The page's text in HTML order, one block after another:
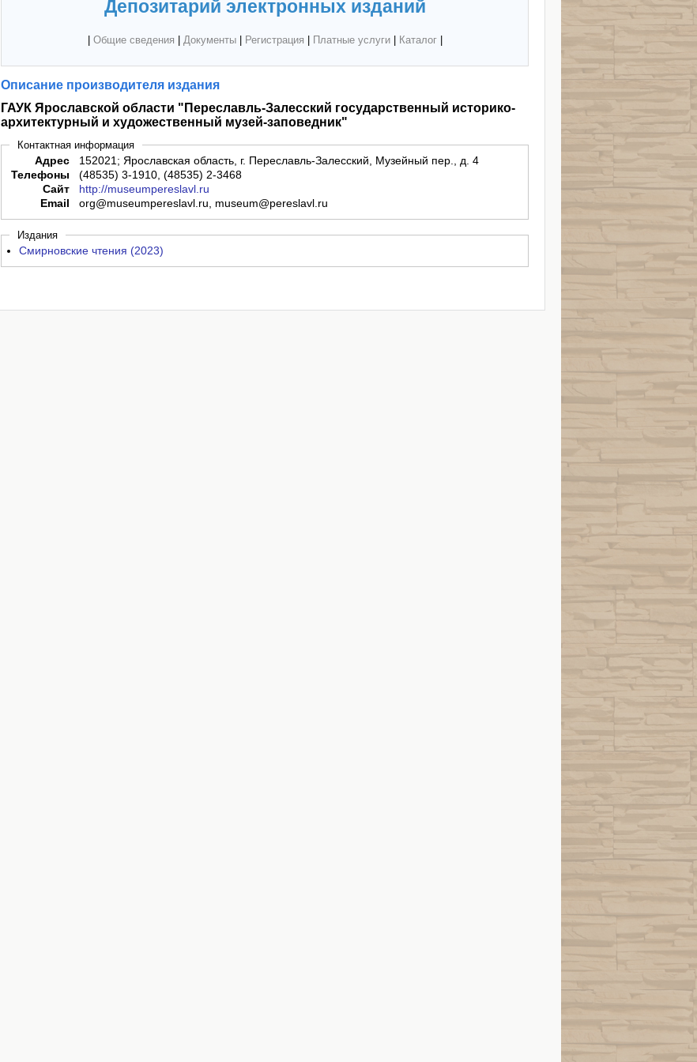
Депозитарий электронных изданий
Общие сведения Документы| Регистрация Платные услуги| Каталог|
Описание производителя издания
ГАУК Ярославской области "Переславль-Залесский государственный историко-
архитектурный и художественный музей-заповедник"
Контактная информация
Адрес
152021; Ярославская область, г. Переславль-Залесский, Музейный пер., д. 4
Телефоны
(48535) 3-1910, (48535) 2-3468
Сайт
http://museumpereslavl.ru
Email
org@museumpereslavl.ru, museum@pereslavl.ru
Издания
Смирновские чтения (2023)